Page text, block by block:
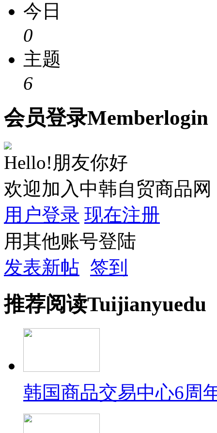
今日
0
主题
6
会员登录Memberlogin
Hello!朋友你好
欢迎加入中韩自贸商品网
用户登录 现在注册
用其他账号登陆
发表新帖 签到
推荐阅读Tuijianyuedu
韩国商品交易中心6周